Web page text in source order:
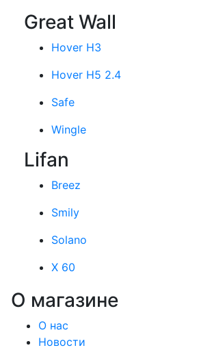
Great Wall
Hover H3
Hover H5 2.4
Safe
Wingle
Lifan
Breez
Smily
Solano
X 60
О магазине
О нас
Новости